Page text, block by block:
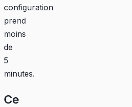
configuration
prend
moins
de
5
minutes.
Ce